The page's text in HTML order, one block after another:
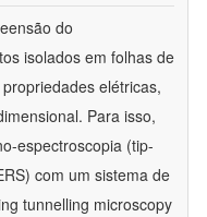
do
isolados em folhas de
elétricas,
Para isso,
espectroscopia (tip-
com um sistema de
tunnelling microscopy